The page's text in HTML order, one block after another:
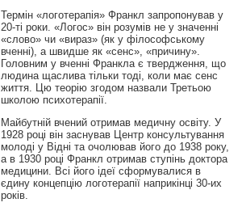
Термін «логотерапія» Франкл запропонував у
20-ті роки. «Логос» він розумів не у значенні
«слово» чи «вираз» (як у філософському
вченні), а швидше як «сенс», «причину».
Головним у вченні Франкла є твердження, що
людина щаслива тільки тоді, коли має сенс
життя. Цю теорію згодом назвали Третьою
школою психотерапії.
Майбутній вчений отримав медичну освіту. У
1928 році він заснував Центр консультування
молоді у Відні та очолював його до 1938 року,
а в 1930 році Франкл отримав ступінь доктора
медицини. Всі його ідеї сформувалися в
єдину концепцію логотерапії наприкінці 30-их
років.